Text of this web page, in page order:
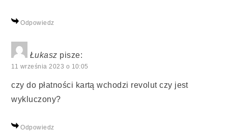
Odpowiedz
Łukasz pisze:
11 września 2023 o 10:05
czy do płatności kartą wchodzi revolut czy jest
wykluczony?
Odpowiedz